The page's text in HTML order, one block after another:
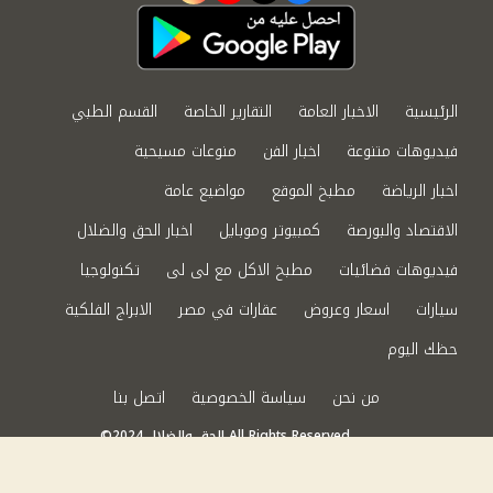
الرئيسية الاخبار العامة التقارير الخاصة
القسم الطبي
فيديوهات متنوعة
اخبار الفن
منوعات مسيحية
اخبار الرياضة
مطبخ الموقع
مواضيع عامة
الاقتصاد والبورصة
كمبيوتر وموبايل
اخبار الحق والضلال
فيديوهات فضائيات
مطبخ الاكل مع لى لى
تكنولوجيا
سيارات
اسعار وعروض عقارات في مصر
الابراج الفلكية
حظك اليوم
من نحن
سياسة الخصوصية اتصل بنا
©2024 الحق والضلال All Rights Reserved.